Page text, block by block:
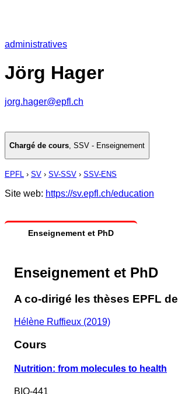
administratives
Jörg Hager
jorg.hager@epfl.ch
Chargé de cours, SSV - Enseignement
EPFL › SV › SV-SSV › SSV-ENS
Site web: https://sv.epfl.ch/education
Enseignement et PhD
Enseignement et PhD
A co-dirigé les thèses EPFL de
Hélène Ruffieux (2019)
Cours
Nutrition: from molecules to health
BIO-441